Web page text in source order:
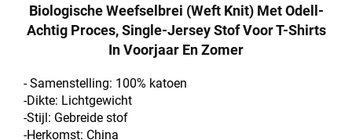
Biologische Weefselbrei (weft Knit) Met Odell-
Achtig Proces, Single-Jersey Stof Voor T-Shirts
In Voorjaar En Zomer
- Samenstelling: 100% katoen
-Dikte: Lichtgewicht
-Stijl: Gebreide stof
-Herkomst: China